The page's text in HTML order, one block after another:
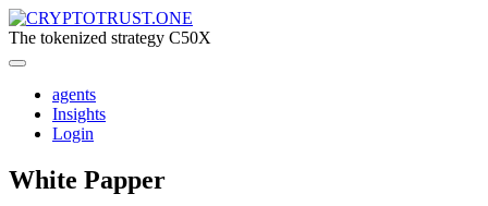
Перейти
к
содержимому
The tokenized strategy C50X
agents
Insights
Login
White Papper